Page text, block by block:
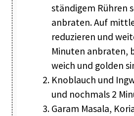
ständigem Rühren
anbraten. Auf
reduzieren und
Minuten anbraten,
weich und golden
Knoblauch und
und nochmals 2
Garam Masala,